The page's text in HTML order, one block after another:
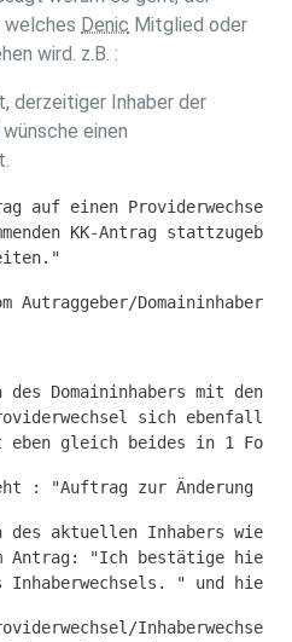
welches Denic Mitglied oder
wird. z.B. :
derzeitiger Inhaber der
einen
auf einen Providerwechsel
KK-Antrag
Autraggeber/Domaininhaber
des Domaininhabers mit den
sich ebenfalls
eben gleich beides in 1
: "Auftrag zur Änderung
des aktuellen Inhabers wie
Antrag: "Ich bestätige
Inhaberwechsels. " und
Inhaberwechsel